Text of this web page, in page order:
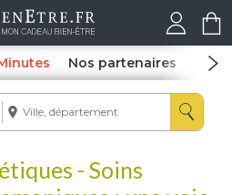
Nos partenaires Spas
- Soins